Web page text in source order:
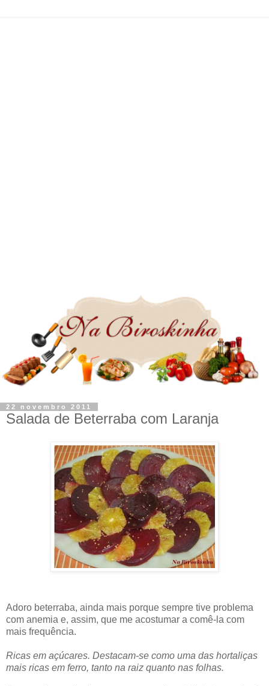
22 novembro 2011
Salada de Beterraba com Laranja
Adoro beterraba, ainda mais porque sempre tive problema
com anemia e, assim, que me acostumar a comê-la com
mais frequência.
Ricas em açúcares. Destacam-se como uma das hortaliças
mais ricas em ferro, tanto na raiz quanto nas folhas.